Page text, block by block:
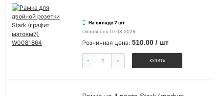
На складе 7 шт
Обновлено 07.08.2026
Розничная цена: 510.00 / шт
- + КУПИТЬ